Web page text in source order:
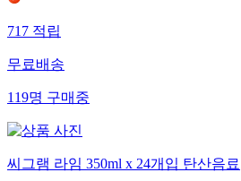
717적립
무료배송
119명구매중
씨그램 라임 350ml x 24개입 탄산음료